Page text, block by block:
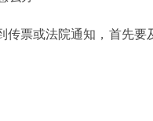
传票或法院通知，首先